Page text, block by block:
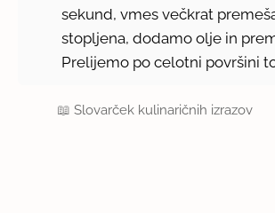
sekund, vmes večkrat
stopljena, dodamo olje in
Prelijemo po celotni površini
📖Slovarček kulinaričnih izrazov